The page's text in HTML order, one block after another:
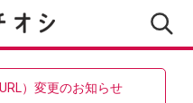
）変更のお知らせ